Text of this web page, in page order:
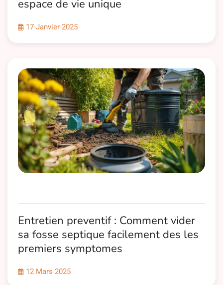
espace de vie unique
17 Janvier 2025
Entretien preventif : Comment vider
sa fosse septique facilement des les
premiers symptomes
12 Mars 2025